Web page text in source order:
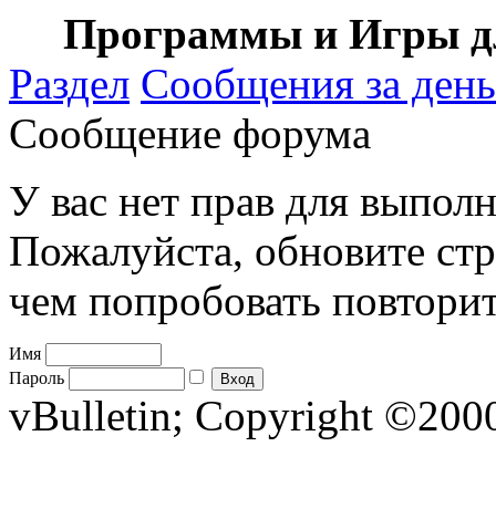
Программы и Игры
Раздел Сообщения за день
Сообщение форума
У вас нет прав для
Пожалуйста, обновите
чем попробовать
Имя
Пароль
vBulletin; Copyright